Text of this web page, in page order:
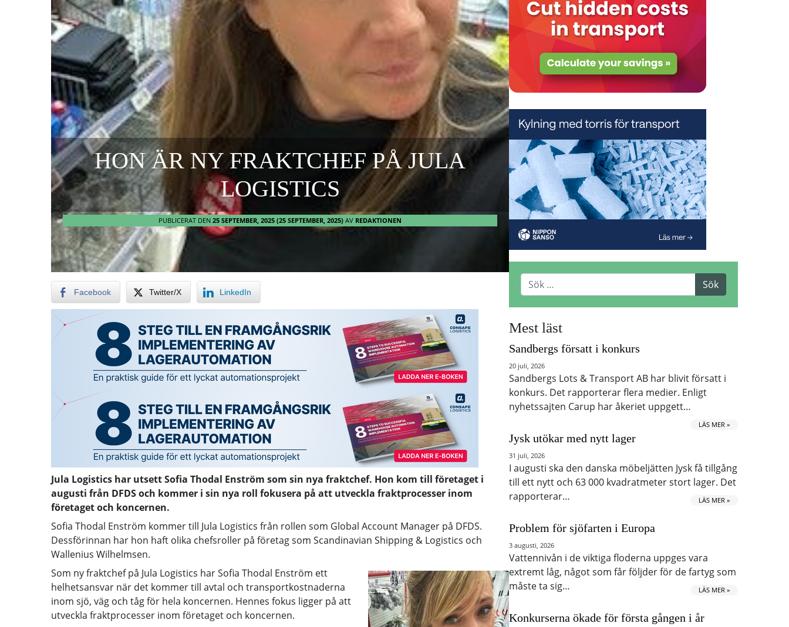
HON ÄR NY FRAKTCHEF PÅ JULA
LOGISTICS
PUBLICERAT DEN 25 SEPTEMBER, 2025 (25 SEPTEMBER, 2025) AV REDAKTIONEN
Facebook Twitter/X LinkedIn
Jula Logistics har utsett Sofia Thodal Enström som sin nya fraktchef. Hon kom till företaget i
augusti från DFDS och kommer i sin nya roll fokusera på att utveckla fraktprocesser inom
företaget och koncernen.
Sofia Thodal Enström kommer till Jula Logistics från rollen som Global Account Manager på DFDS.
Dessförinnan har hon haft olika chefsroller på företag som Scandinavian Shipping & Logistics och
Wallenius Wilhelmsen.
Som ny fraktchef på Jula Logistics har Sofia Thodal Enström ett
helhetsansvar när det kommer till avtal och transportkostnaderna
inom sjö, väg och tåg för hela koncernen. Hennes fokus ligger på att
utveckla fraktprocesser inom företaget och koncernen.
Mest läst
Sandbergs försatt i konkurs
20 juli, 2026
Sandbergs Lots & Transport AB har blivit försatt i
konkurs. Det rapporterar flera medier. Enligt
nyhetssajten Carup har åkeriet uppgett…
LÄS MER »
Jysk utökar med nytt lager
31 juli, 2026
I augusti ska den danska möbeljätten Jysk få tillgång
till ett nytt och 63 000 kvadratmeter stort lager. Det
rapporterar…
LÄS MER »
Problem för sjöfarten i Europa
3 augusti, 2026
Vattennivån i de viktiga floderna uppges vara
extremt låg, något som får följder för de fartyg som
måste ta sig…
LÄS MER »
Konkurserna ökade för första gången i år